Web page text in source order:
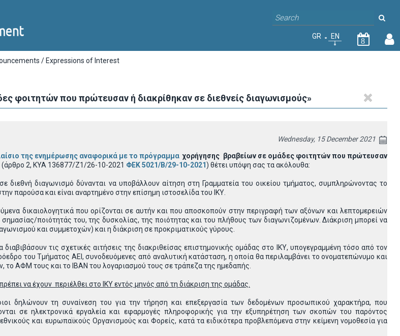
GR EN
8
/ Expressions of Interest
φοιτητών που πρώτευσαν ή διακρίθηκαν σε διεθνείς διαγωνισμούς»
Wednesday, 15 December 2021
της ενημέρωσης αναφορικά με τοπρόγραμμα χορήγησης βραβείων σε ομάδες φοιτητών που πρώτευσαν
(άρθρο 2, ΚΥΑ 136877/Ζ1/26-10-2021 ΦΕΚ 5021/Β/29-10-2021) θέτει υπόψη σας τα ακόλουθα:
διεθνή διαγωνισμό δύνανται να υποβάλλουν αίτηση στη Γραμματεία του οικείου τμήματος, συμπληρώνοντας το
παρούσα και είναι αναρτημένο στην επίσημη ιστοσελίδα του ΙΚΥ.
δικαιολογητικά που ορίζονται σε αυτήν και που αποσκοπούν στην περιγραφή των αξόνων και λεπτομερειών
ποιότητάς του, της δυσκολίας, της ποιότητας και του πλήθους των διαγωνιζομένων. Διάκριση μπορεί να
και συμμετοχών) και η διάκριση σε προκριματικούς γύρους.
διαβιβάσουν τις σχετικές αιτήσεις της διακριθείσας επιστημονικής ομάδας στο ΙΚΥ, υπογεγραμμένη τόσο από τον
του Τμήματος ΑΕΙ, συνοδευόμενες από αναλυτική κατάσταση, η οποία θα περιλαμβάνει το ονοματεπώνυμο και
ΑΦΜ τους και το ΙΒΑΝ του λογαριασμού τους σε τράπεζα της ημεδαπής.
να έχουν περιέλθει στο ΙΚΥ εντός μηνός από τη διάκριση της ομάδας.
δηλώνουν τη συναίνεση του για την τήρηση και επεξεργασία των δεδομένων προσωπικού χαρακτήρα, που
σε ηλεκτρονικά εργαλεία και εφαρμογές πληροφορικής για την εξυπηρέτηση των σκοπών του παρόντος
και ευρωπαϊκούς Οργανισμούς και Φορείς, κατά τα ειδικότερα προβλεπόμενα στην κείμενη νομοθεσία για